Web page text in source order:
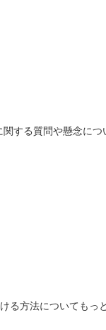
する質問や懸念につ
る方法についてもっ